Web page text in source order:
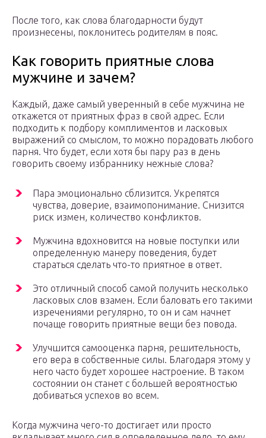
После того, как слова благодарности будут
произнесены, поклонитесь родителям в пояс.
Как говорить приятные слова
мужчине и зачем?
Каждый, даже самый уверенный в себе мужчина не
откажется от приятных фраз в свой адрес. Если
подходить к подбору комплиментов и ласковых
выражений со смыслом, то можно порадовать любого
парня. Что будет, если хотя бы пару раз в день
говорить своему избраннику нежные слова?
Пара эмоционально сблизится. Укрепятся
чувства, доверие, взаимопонимание. Снизится
риск измен, количество конфликтов.
Мужчина вдохновится на новые поступки или
определенную манеру поведения, будет
стараться сделать что-то приятное в ответ.
Это отличный способ самой получить несколько
ласковых слов взамен. Если баловать его такими
изречениями регулярно, то он и сам начнет
почаще говорить приятные вещи без повода.
Улучшится самооценка парня, решительность,
его вера в собственные силы. Благодаря этому у
него часто будет хорошее настроение. В таком
состоянии он станет с большей вероятностью
добиваться успехов во всем.
Когда мужчина чего-то достигает или просто